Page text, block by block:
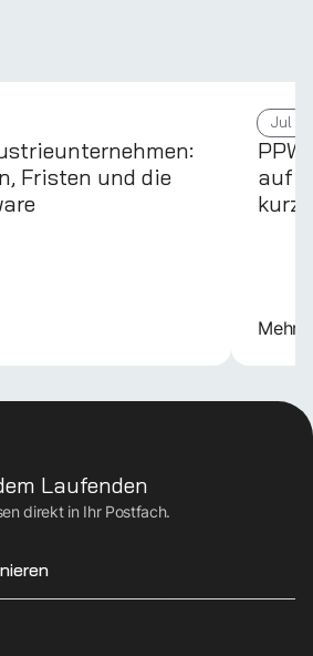
Fristen und die
Jul
auf
kurz
Mehr
Laufenden
direkt in Ihr Postfach.